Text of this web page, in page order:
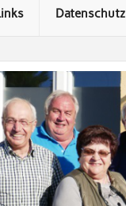
Datenschutz